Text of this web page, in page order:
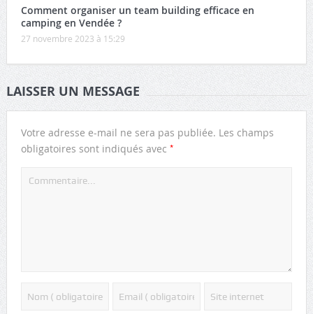
Comment organiser un team building efficace en
camping en Vendée ?
27 novembre 2023 à 15:29
LAISSER UN MESSAGE
Votre adresse e-mail ne sera pas publiée. Les champs
obligatoires sont indiqués avec *